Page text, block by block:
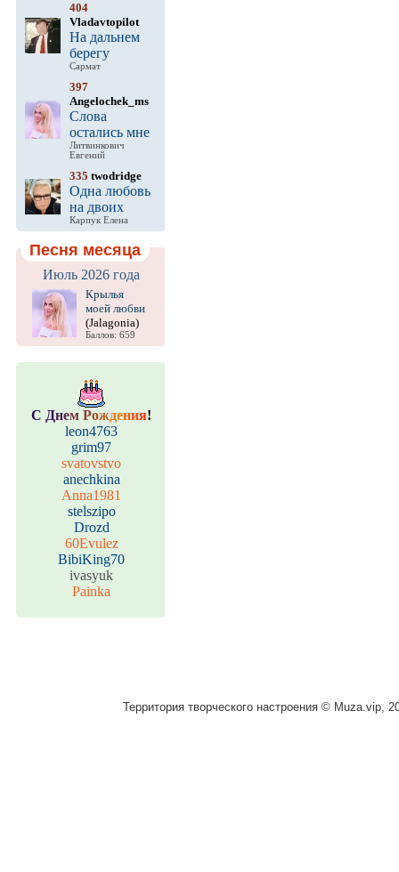
404
Vladavtopilot
На дальнем
берегу
Сармат
397
Angelochek_ms
Слова
остались мне
Литвинкович
Евгений
335 twodridge
Одна любовь
на двоих
Карпук Елена
Песня месяца
Июль 2026 года
Крылья
моей любви
(Jalagonia)
Баллов: 659
С Днем Рождения!
leon4763
grim97
svatovstvo
anechkina
Anna1981
stelszipo
Drozd
60Evulez
BibiKing70
ivasyuk
Painka
Территория творческого настроения © Muza.vip,